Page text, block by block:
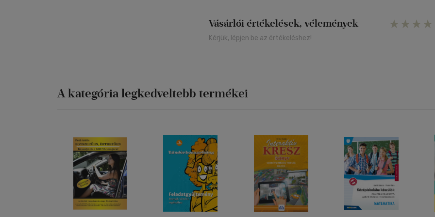
Vásárlói értékelések, vélemények
Kérjük, lépjen be az értékeléshez!
A kategória legkedveltebb termékei